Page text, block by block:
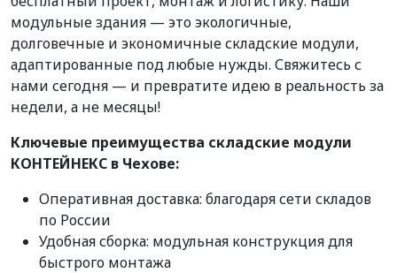
модульные здания — это экологичные,
долговечные и экономичные складские модули,
адаптированные под любые нужды. Свяжитесь с
нами сегодня — и превратите идею в реальность за
недели, а не месяцы!
Ключевые преимущества складские модули
КОНТЕЙНЕКС в Чехове:
Оперативная доставка: благодаря сети складов
по России
Удобная сборка: модульная конструкция для
быстрого монтажа